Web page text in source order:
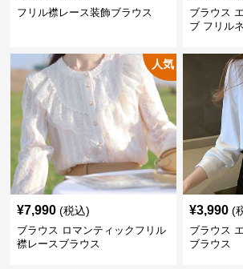
フリル襟レース装飾ブラウス
ブラウス
ブ フリル
人気
¥7,990 (税込)
ブラウス ロマンティックフリル
襟レースブラウス
¥3,990 (
ブラウス
ブラウス